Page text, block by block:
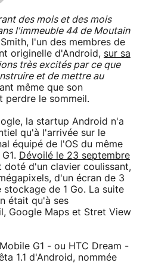
des mois et des mois
l'immeuble 44 de Moutain
l'un des membres de
originelle d'Android, sur sa
très excités par ce que
et de mettre au
même que son
perdre le sommeil.
la startup Android n'a
qu'à l'arrivée sur le
équipé de l'OS du même
Dévoilé le 23 septembre
doté d'un clavier coulissant,
d'un écran de 3
de 1 Go. La suite
était qu'à ses
Google Maps et Stret View
G1 - ou HTC Dream -
1.1 d'Android, nommée